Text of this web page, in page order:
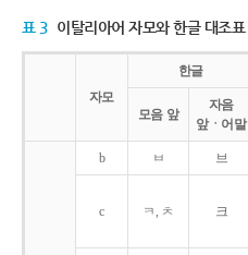
표 3 이탈리아어 자모와 한글 대조표
자모
한글
모음 앞
자음
앞ㆍ어말
b ㅂ 브
c ㅋ, ㅊ 크